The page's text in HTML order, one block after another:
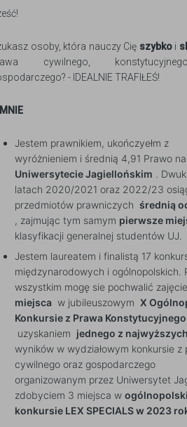
osoby, która nauczy Cię szybkoi
cywilnego,
- IDEALNIE TRAFIŁEŚ!
Jestem prawnikiem, ukończyełm z
wyróżnieniem i średnią 4,91 Prawo na
Uniwersytecie Jagiellońskim .
latach 2020/2021 oraz 2022/23
przedmiotów prawniczych średnią
, zajmując tym samym pierwsze
klasyfikacji generalnej studentów UJ.
Jestem laureatem i finalistą 17
międzynarodowych i ogólnopolskich.
wszystkim mogę sie pochwalić
miejsca w jubileuszowym X
Konkursie z Prawa Konstytucyjnego
uzyskaniem jednego z najwyższych
wyników w wydziałowym konkursie z
cywilnego oraz gospodarczego
organizowanym przez Uniwersytet
zdobyciem 3 miejsca w
konkursie LEX SPECIALS w 2023